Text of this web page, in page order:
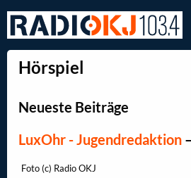
Hörspiel
Neueste Beiträge
LuxOhr - Jugendredaktion –
Foto (c) Radio OKJ